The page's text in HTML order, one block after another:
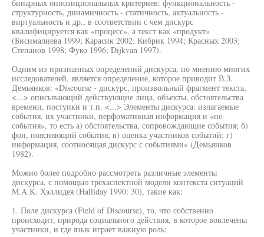
бинарных оппозициональных критериев: функциональность -
структурность, динамичность - статичность, актуальность -
виртуальность и др., в соответствии с чем дискурс
квалифицируется как «процесс», а текст как «продукт»
(Бисималиева 1999; Карасик 2002; Кибрик 1994; Красных 2003;
Степанов 1998; Фуко 1996; Dijkvan 1997).
Одним из признанных определений дискурса, по мнению многих
исследователей, является определение, которое приводит В.З.
Демьянков: «Discourse - дискурс, произвольный фрагмент текста,
<...> описывающий действующие лица, объекты, обстоятельства
времени, поступки и т.п. <...> Элементы дискурса: излагаемые
события, их участники, перфомативная информация и «не-
события», то есть а) обстоятельства, сопровождающие события; б)
фон, поясняющий события; в) оценка участников событий; г)
информация, соотносящая дискурс с событиями» (Демьянков
1982).
Можно более подробно рассмотреть различные элементы
дискурса, с помощью трёхаспектной модели контекста ситуаций
M.A.K. Хэллидея (Halliday 1990: 30), такие как:
1. Поле дискурса (Field of Discourse), то, что собственно
происходит, природа социального действия, в которое вовлечены
участники, и где язык играет важную роль;